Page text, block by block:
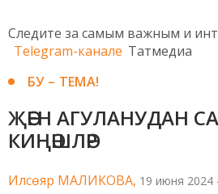
Следите за самым важным и
Telegram-канале Татмедиа
БУ – ТЕМА!
ҖӘЕН АГУЛАНУДАН
КИҢӘШЛӘР
Илсөяр МАЛИКОВА, 19 июня 2024